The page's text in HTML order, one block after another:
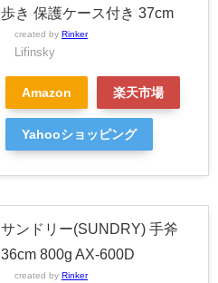
歩き 保護ケース付き 37cm
created by Rinker
Lifinsky
Amazon 楽天市場
Yahooショッピング
サンドリー(SUNDRY) 手斧
36cm 800g AX-600D
created by Rinker